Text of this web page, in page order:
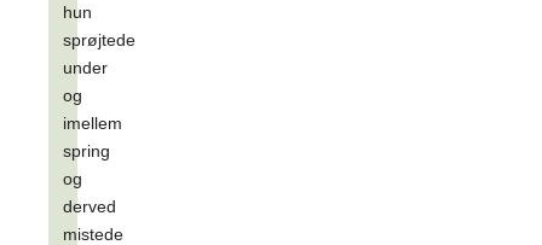
hun
sprøjtede
under
og
imellem
spring
og
derved
mistede